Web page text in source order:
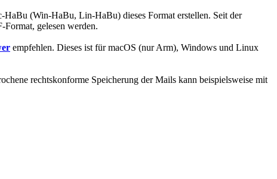
(Win-HaBu, Lin-HaBu) dieses Format erstellen. Seit der
gelesen werden.
empfehlen. Dieses ist für macOS (nur Arm), Windows und Linux
rechtskonforme Speicherung der Mails kann beispielsweise mit